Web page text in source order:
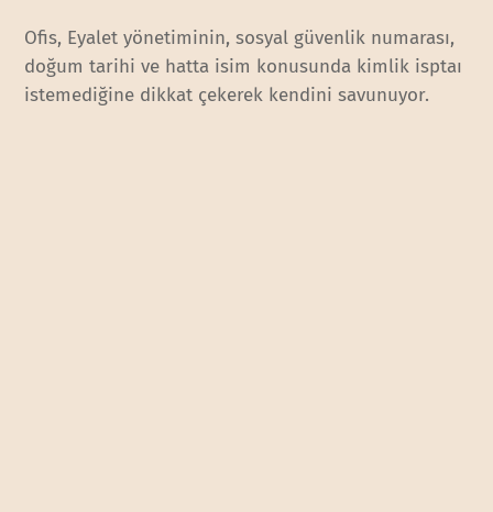
Ofis, Eyalet yönetiminin, sosyal güvenlik numarası,
doğum tarihi ve hatta isim konusunda kimlik isptaı
istemediğine dikkat çekerek kendini savunuyor.